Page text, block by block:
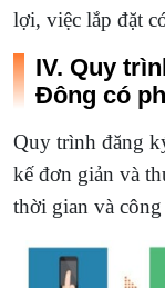
lợi, việc lắp đặt
IV. Quy
Đông có
Quy trình đăng
kế đơn giản và
thời gian và